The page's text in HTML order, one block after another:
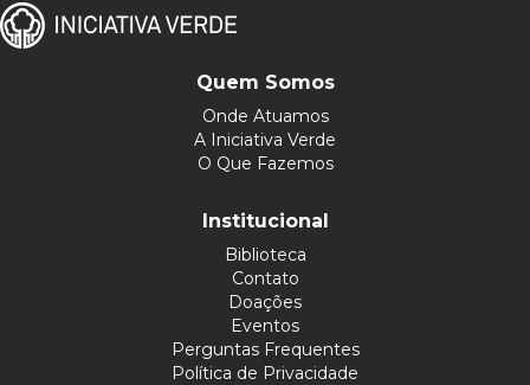
Quem Somos
Onde Atuamos
A Iniciativa Verde
O Que Fazemos
Institucional
Biblioteca
Contato
Doações
Eventos
Perguntas Frequentes
Política de Privacidade